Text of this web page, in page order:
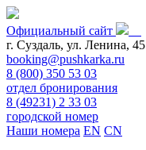
Официальный сайт
г. Суздаль, ул. Ленина, 45
booking@pushkarka.ru
8 (800) 350 53 03
отдел бронирования
8 (49231) 2 33 03
городской номер
Наши номера EN CN